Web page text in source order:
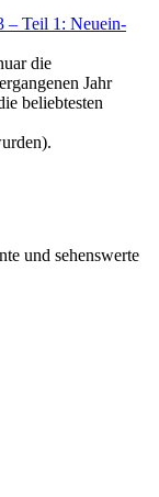
– Teil 1: Neu­ein­
die
Jahr
beliebtesten
und sehenswerte